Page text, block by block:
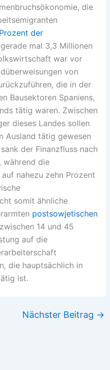
die
der
mal 3,3 Millionen
war vor
von
die in der
Bausektoren Spaniens,
tätig waren. Zwischen
dieses Landes sollen
Ausland tätig gewesen
der Finanzfluss nach
während die
nahezu zehn Prozent
somit ähnliche
postsowjetischen
14 und 45
auf die
die hauptsächlich in
ist.
Nächster Beitrag →